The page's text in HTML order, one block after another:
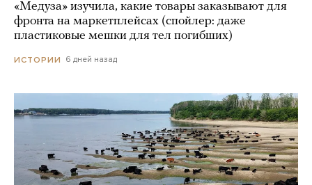
«Медуза» изучила, какие товары заказывают для
фронта на маркетплейсах (спойлер: даже
пластиковые мешки для тел погибших)
ИСТОРИИ 6 дней назад